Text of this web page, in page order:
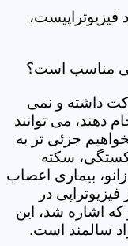
مناسب است؟
داشته و نمی
دهند، می توانند
جزئی تر به
سکته
بیماری اعصاب
در
اشاره شد، این
سالمند است.